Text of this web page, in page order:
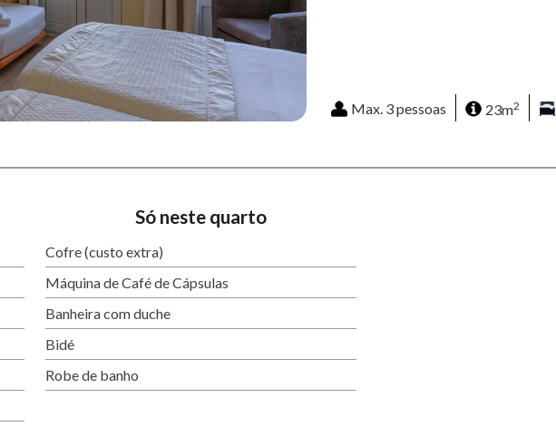
Max. 3 pessoas 23m2
Só neste quarto
Cofre (custo extra)
Máquina de Café de Cápsulas
Banheira com duche
Bidé
Robe de banho